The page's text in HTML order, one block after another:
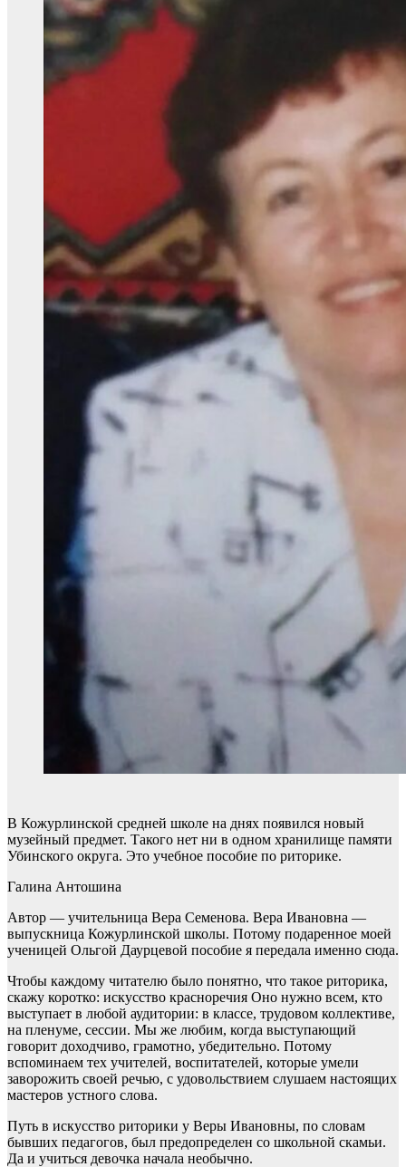
В Кожурлинской средней школе на днях появился новый
музейный предмет. Такого нет ни в одном хранилище памяти
Убинского округа. Это учебное пособие по риторике.
Галина Антошина
Автор — учительница Вера Семенова. Вера Ивановна —
выпускница Кожурлинской школы. Потому подаренное моей
ученицей Ольгой Даурцевой пособие я передала именно сюда.
Чтобы каждому читателю было понятно, что такое риторика,
скажу коротко: искусство красноречия Оно нужно всем, кто
выступает в любой аудитории: в классе, трудовом коллективе,
на пленуме, сессии. Мы же любим, когда выступающий
говорит доходчиво, грамотно, убедительно. Потому
вспоминаем тех учителей, воспитателей, которые умели
заворожить своей речью, с удовольствием слушаем настоящих
мастеров устного слова.
Путь в искусство риторики у Веры Ивановны, по словам
бывших педагогов, был предопределен со школьной скамьи.
Да и учиться девочка начала необычно.